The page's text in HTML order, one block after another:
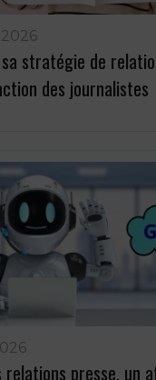
stratégie de
des journalistes
relations presse, un